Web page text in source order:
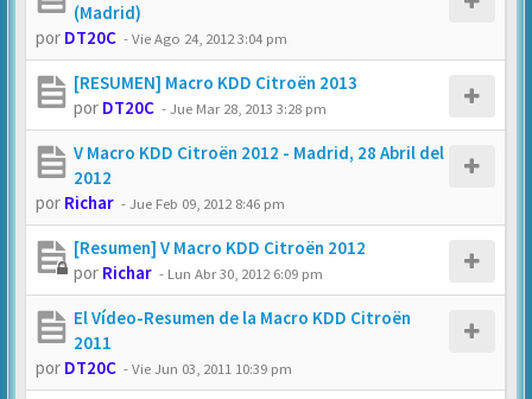
(Madrid)
por DT20C -Vie Ago 24, 2012 3:04 pm
[RESUMEN] Macro KDD Citroën 2013
por DT20C -Jue Mar 28, 2013 3:28 pm
V Macro KDD Citroën 2012 - Madrid, 28 Abril del
2012
por Richar -Jue Feb 09, 2012 8:46 pm
[Resumen] V Macro KDD Citroën 2012
por Richar - Lun Abr 30, 2012 6:09 pm
El Vídeo-Resumen de la Macro KDD Citroën
2011
por DT20C -Vie Jun 03, 2011 10:39 pm